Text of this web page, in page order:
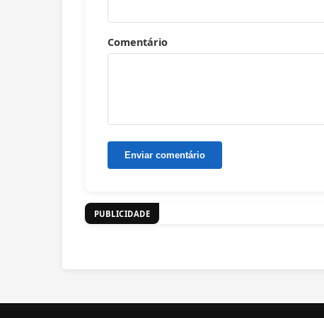
Comentário
PUBLICIDADE